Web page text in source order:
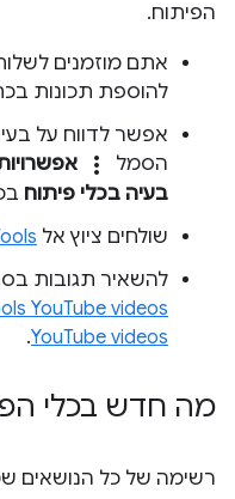
הפיתוח.
אתם מוזמנים
להוספת תכונות
אפשר לדווח על
הסמל
more_vert
בעיה בכלי פיתוח
שולחים ציוץ אל
להשאיר תגובות
YouTube videos
YouTube videos
.
מה חדש בכלי
רשימה של כל הנושאים